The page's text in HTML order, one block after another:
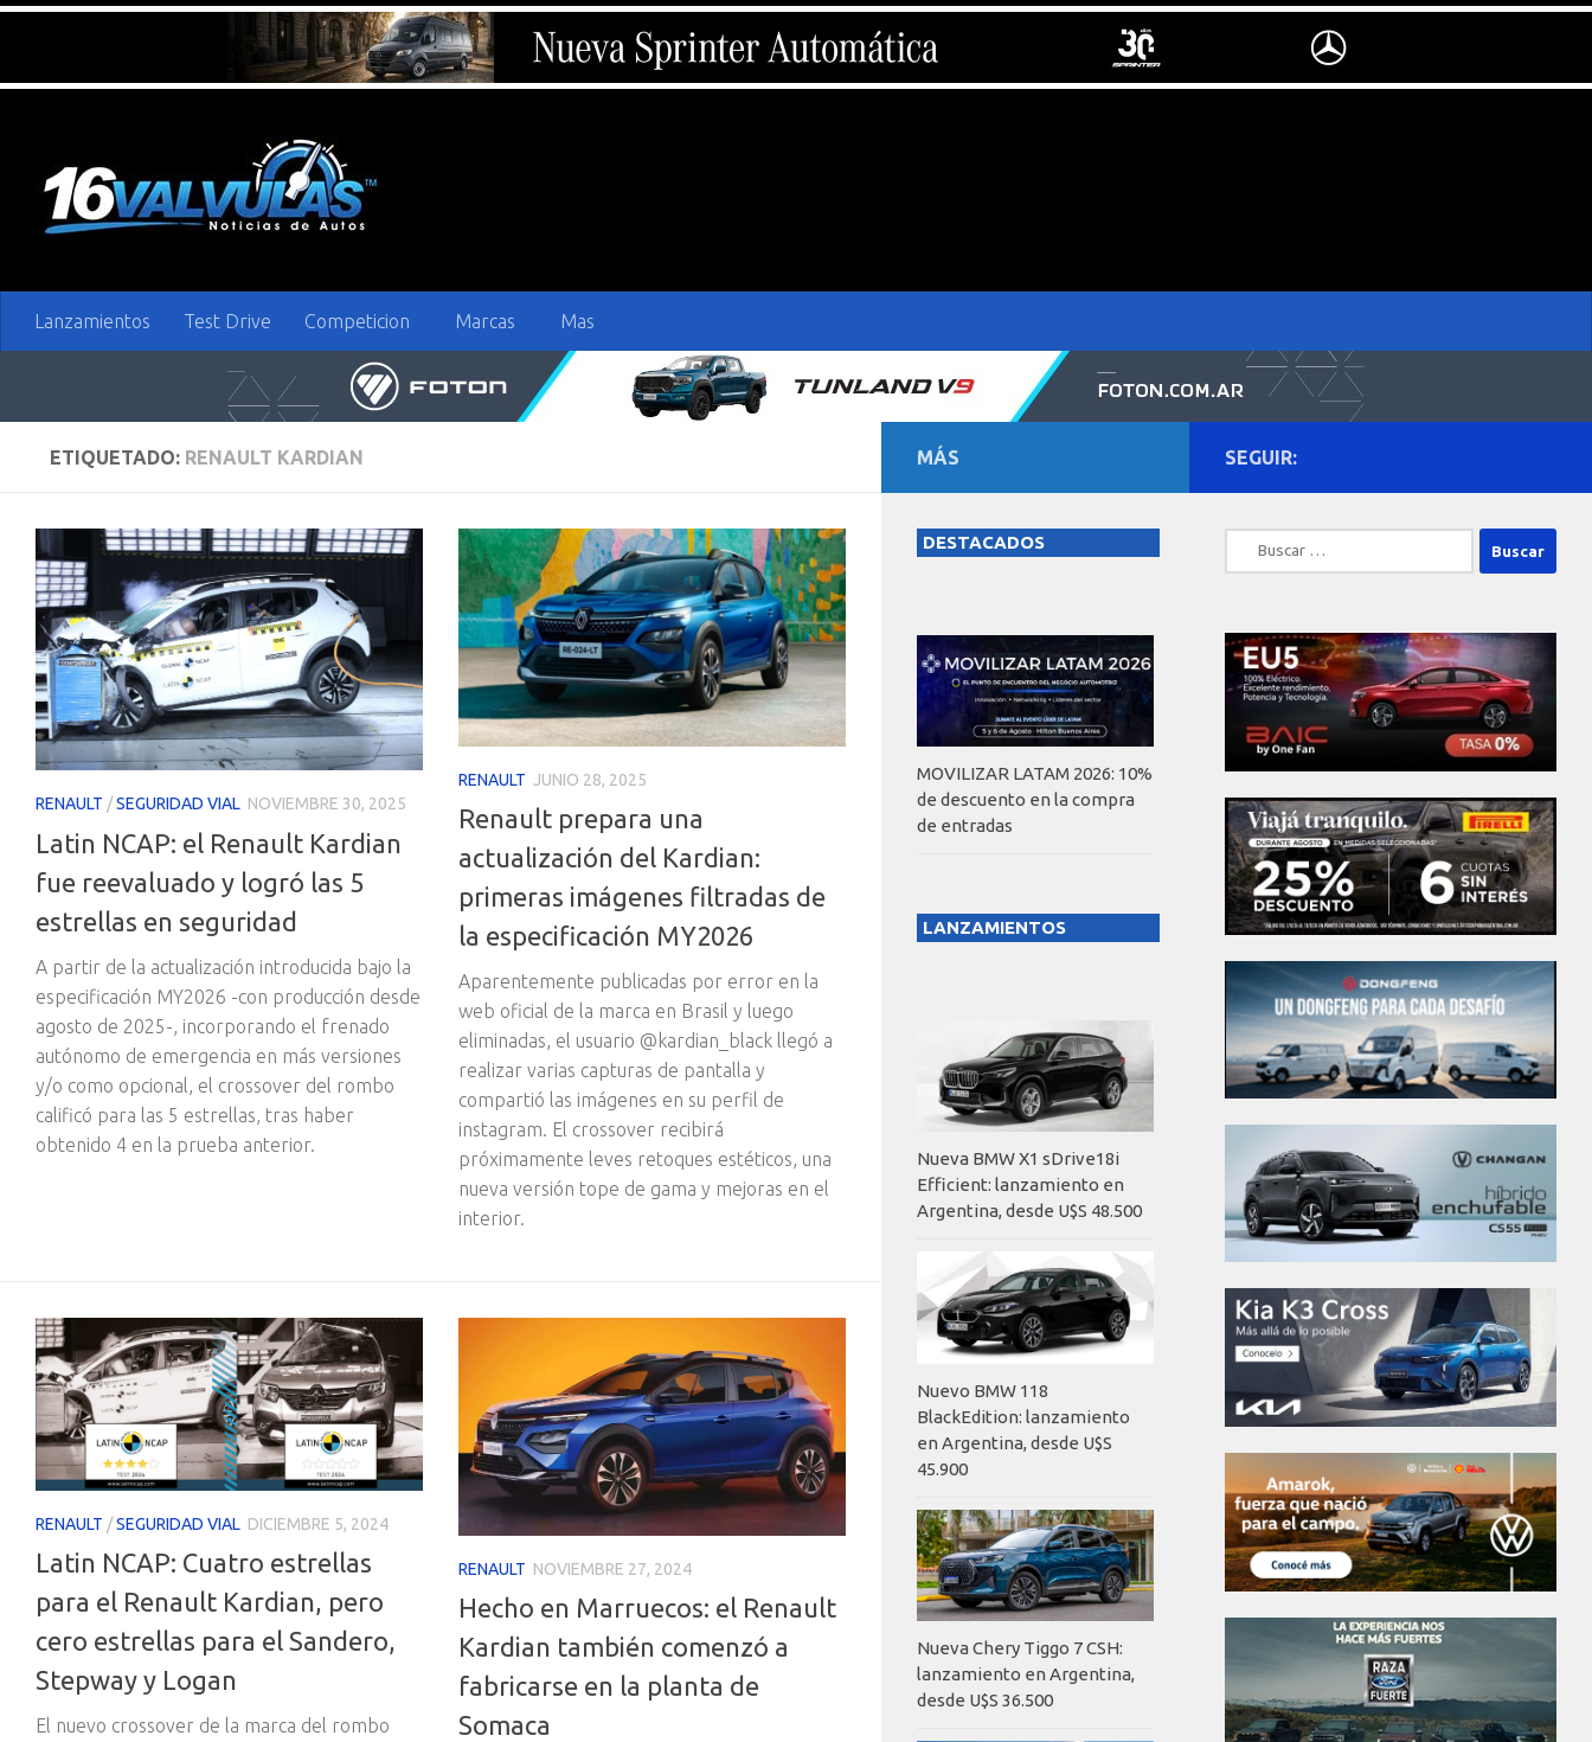
Lanzamientos Test Drive Competicion Marcas Mas
ETIQUETADO: RENAULT KARDIAN
RENAULT /SEGURIDAD VIAL NOVIEMBRE 30, 2025
Latin NCAP: el Renault Kardian
fue reevaluado y logró las 5
estrellas en seguridad
A partir de la actualización introducida bajo la
especificación MY2026 -con producción desde
agosto de 2025-, incorporando el frenado
autónomo de emergencia en más versiones
y/o como opcional, el crossover del rombo
calificó para las 5 estrellas, tras haber
obtenido 4 en la prueba anterior.
RENAULT JUNIO 28, 2025
Renault prepara una
actualización del Kardian:
primeras imágenes filtradas de
la especificación MY2026
Aparentemente publicadas por error en la
web oficial de la marca en Brasil y luego
eliminadas, el usuario @kardian_black llegó a
realizar varias capturas de pantalla y
compartió las imágenes en su perfil de
instagram. El crossover recibirá
próximamente leves retoques estéticos, una
nueva versión tope de gama y mejoras en el
interior.
RENAULT /SEGURIDAD VIAL DICIEMBRE 5, 2024
Latin NCAP: Cuatro estrellas
para el Renault Kardian, pero
cero estrellas para el Sandero,
Stepway y Logan
El nuevo crossover de la marca del rombo
RENAULT NOVIEMBRE 27, 2024
Hecho en Marruecos: el Renault
Kardian también comenzó a
fabricarse en la planta de
Somaca
SEGUIR:
Buscar:
MÁS
DESTACADOS
MOVILIZAR LATAM 2026: 10%
de descuento en la compra
de entradas
LANZAMIENTOS
Nueva BMW X1 sDrive18i
Efficient: lanzamiento en
Argentina, desde U$S 48.500
Nuevo BMW 118
BlackEdition: lanzamiento
en Argentina, desde U$S
45.900
Nueva Chery Tiggo 7 CSH:
lanzamiento en Argentina,
desde U$S 36.500